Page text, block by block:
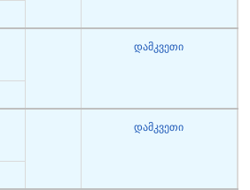
დამკვეთი
დამკვეთი